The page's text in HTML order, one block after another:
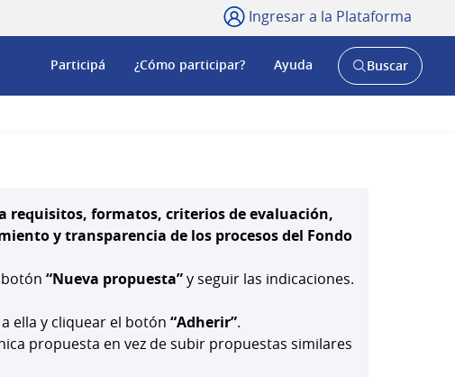
Ingresar a la Plataforma
Participá ¿Cómo participar? Ayuda
AbrirBuscar
requisitos, formatos, criterios de evaluación,
y transparencia de los procesos del Fondo
“Nueva propuesta”y seguir las indicaciones.
ella y cliquear el botón “Adherir”.
propuesta en vez de subir propuestas similares